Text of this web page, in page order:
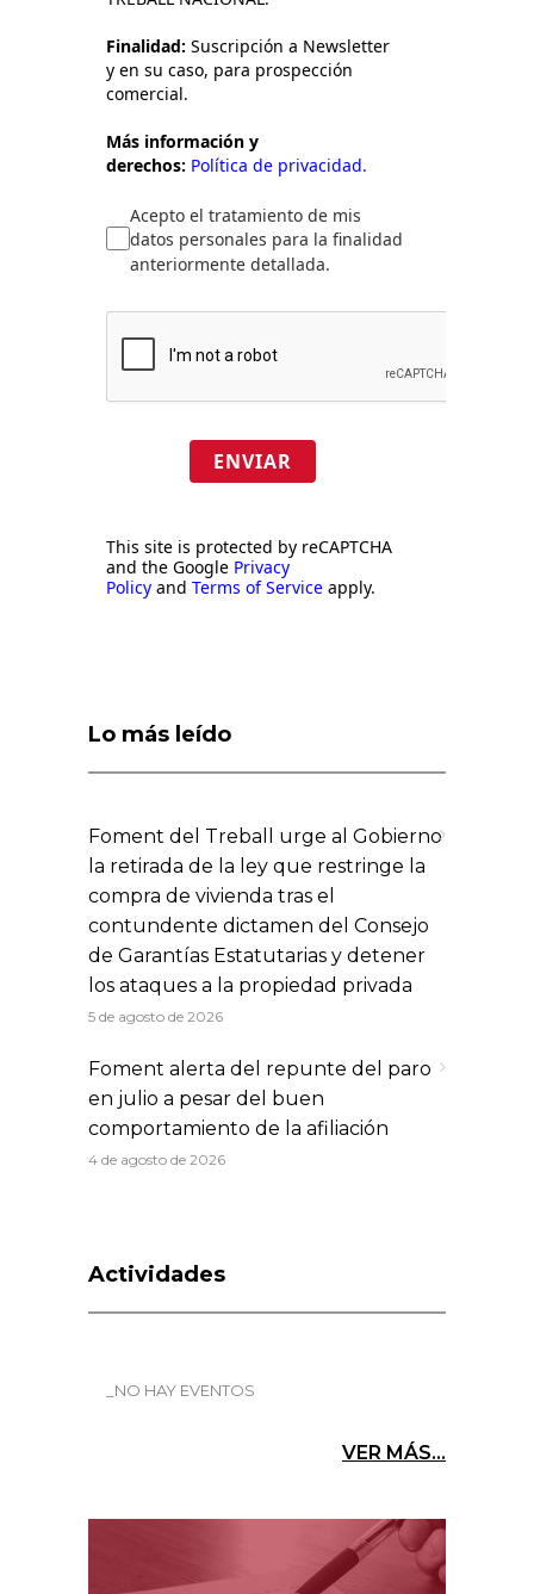
Finalidad: Suscripción a Newsletter
y en su caso, para prospección
comercial.
Más información y
derechos: Política de privacidad.
Acepto el tratamiento de mis
datos personales para la finalidad
anteriormente detallada.
ENVIAR
This site is protected by reCAPTCHA
and the Google Privacy
Policy and Terms of Service apply.
Lo más leído
Foment del Treball urge al Gobierno
la retirada de la ley que restringe la
compra de vivienda tras el
contundente dictamen del Consejo
de Garantías Estatutarias y detener
los ataques a la propiedad privada
5 de agosto de 2026
Foment alerta del repunte del paro
en julio a pesar del buen
comportamiento de la afiliación
4 de agosto de 2026
Actividades
_NO HAY EVENTOS
VER MÁS...